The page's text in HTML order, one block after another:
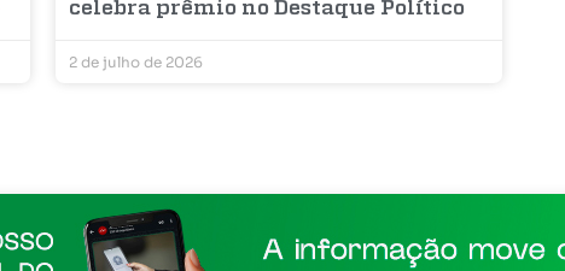
celebra prêmio no Destaque Político
2 de julho de 2026